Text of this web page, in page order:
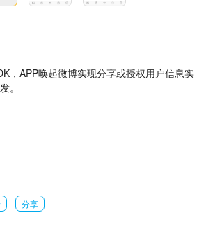
，APP唤起微博实现分享或授权用户信息实
。
分享